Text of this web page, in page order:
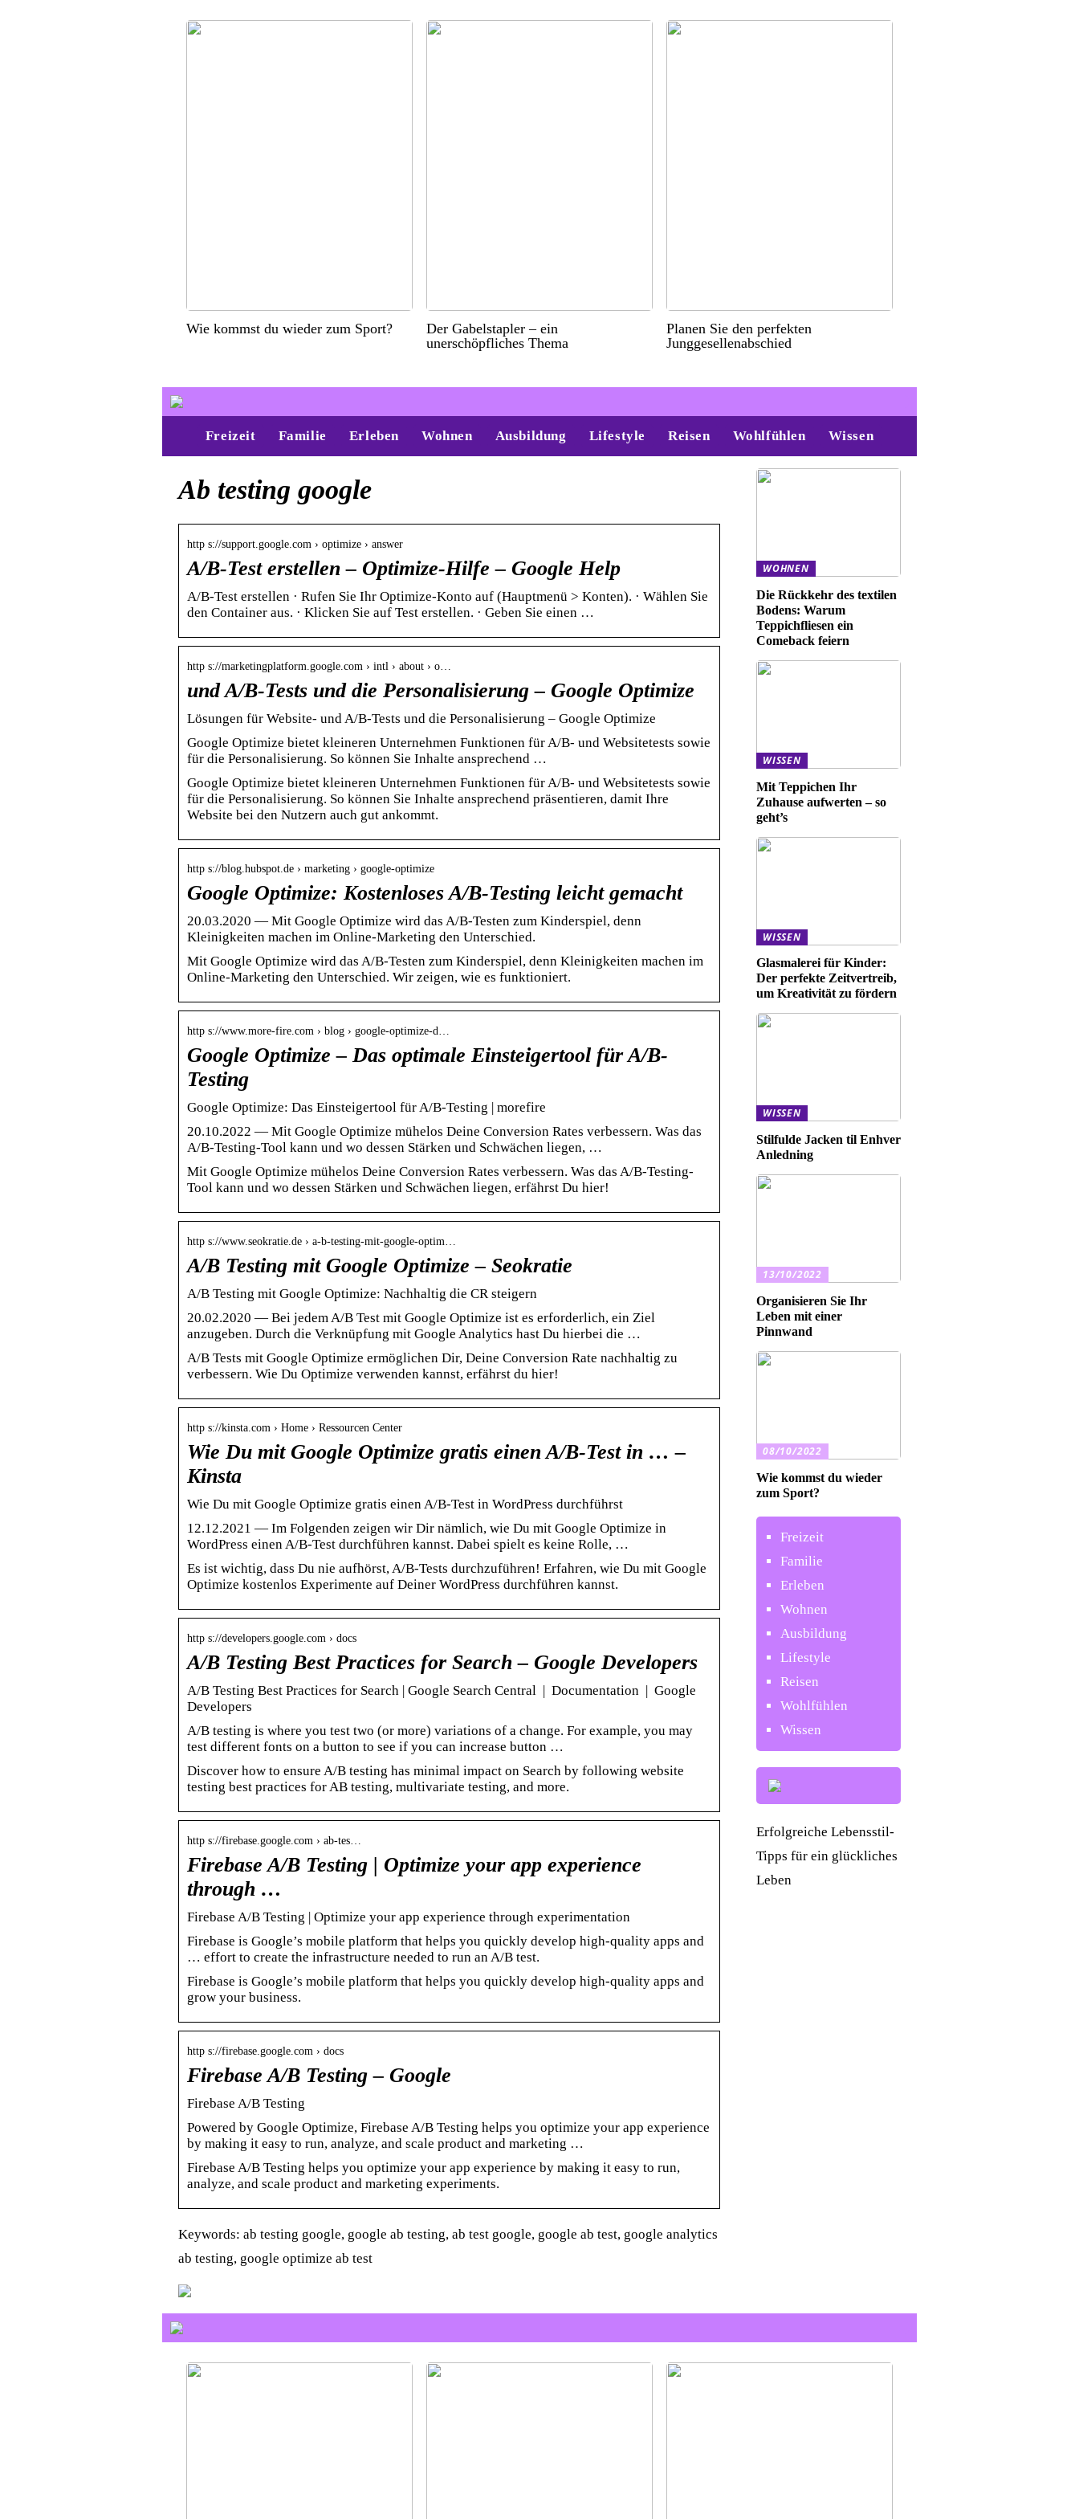
Wie kommst du wieder zum Sport?
Der Gabelstapler – ein
unerschöpfliches Thema
Planen Sie den perfekten
Junggesellenabschied
Freizeit Familie Erleben Wohnen Ausbildung Lifestyle Reisen Wohlfühlen Wissen
Ab testing google
http s://support.google.com › optimize › answer
A/B-Test erstellen – Optimize-Hilfe – Google Help
A/B-Test erstellen · Rufen Sie Ihr Optimize-Konto auf (Hauptmenü > Konten). · Wählen Sie
den Container aus. · Klicken Sie auf Test erstellen. · Geben Sie einen …
http s://marketingplatform.google.com › intl › about › o…
und A/B-Tests und die Personalisierung – Google Optimize
Lösungen für Website- und A/B-Tests und die Personalisierung – Google Optimize
Google Optimize bietet kleineren Unternehmen Funktionen für A/B- und Websitetests sowie
für die Personalisierung. So können Sie Inhalte ansprechend …
Google Optimize bietet kleineren Unternehmen Funktionen für A/B- und Websitetests sowie
für die Personalisierung. So können Sie Inhalte ansprechend präsentieren, damit Ihre
Website bei den Nutzern auch gut ankommt.
http s://blog.hubspot.de › marketing › google-optimize
Google Optimize: Kostenloses A/B-Testing leicht gemacht
20.03.2020 — Mit Google Optimize wird das A/B-Testen zum Kinderspiel, denn
Kleinigkeiten machen im Online-Marketing den Unterschied.
Mit Google Optimize wird das A/B-Testen zum Kinderspiel, denn Kleinigkeiten machen im
Online-Marketing den Unterschied. Wir zeigen, wie es funktioniert.
http s://www.more-fire.com › blog › google-optimize-d…
Google Optimize – Das optimale Einsteigertool für A/B-
Testing
Google Optimize: Das Einsteigertool für A/B-Testing | morefire
20.10.2022 — Mit Google Optimize mühelos Deine Conversion Rates verbessern. Was das
A/B-Testing-Tool kann und wo dessen Stärken und Schwächen liegen, …
Mit Google Optimize mühelos Deine Conversion Rates verbessern. Was das A/B-Testing-
Tool kann und wo dessen Stärken und Schwächen liegen, erfährst Du hier!
http s://www.seokratie.de › a-b-testing-mit-google-optim…
A/B Testing mit Google Optimize – Seokratie
A/B Testing mit Google Optimize: Nachhaltig die CR steigern
20.02.2020 — Bei jedem A/B Test mit Google Optimize ist es erforderlich, ein Ziel
anzugeben. Durch die Verknüpfung mit Google Analytics hast Du hierbei die …
A/B Tests mit Google Optimize ermöglichen Dir, Deine Conversion Rate nachhaltig zu
verbessern. Wie Du Optimize verwenden kannst, erfährst du hier!
http s://kinsta.com › Home › Ressourcen Center
Wie Du mit Google Optimize gratis einen A/B-Test in … –
Kinsta
Wie Du mit Google Optimize gratis einen A/B-Test in WordPress durchführst
12.12.2021 — Im Folgenden zeigen wir Dir nämlich, wie Du mit Google Optimize in
WordPress einen A/B-Test durchführen kannst. Dabei spielt es keine Rolle, …
Es ist wichtig, dass Du nie aufhörst, A/B-Tests durchzuführen! Erfahren, wie Du mit Google
Optimize kostenlos Experimente auf Deiner WordPress durchführen kannst.
http s://developers.google.com › docs
A/B Testing Best Practices for Search – Google Developers
A/B Testing Best Practices for Search | Google Search Central | Documentation | Google
Developers
A/B testing is where you test two (or more) variations of a change. For example, you may
test different fonts on a button to see if you can increase button …
Discover how to ensure A/B testing has minimal impact on Search by following website
testing best practices for AB testing, multivariate testing, and more.
http s://firebase.google.com › ab-tes…
Firebase A/B Testing | Optimize your app experience
through …
Firebase A/B Testing | Optimize your app experience through experimentation
Firebase is Google’s mobile platform that helps you quickly develop high-quality apps and
… effort to create the infrastructure needed to run an A/B test.
Firebase is Google’s mobile platform that helps you quickly develop high-quality apps and
grow your business.
http s://firebase.google.com › docs
Firebase A/B Testing – Google
Firebase A/B Testing
Powered by Google Optimize, Firebase A/B Testing helps you optimize your app experience
by making it easy to run, analyze, and scale product and marketing …
Firebase A/B Testing helps you optimize your app experience by making it easy to run,
analyze, and scale product and marketing experiments.
Keywords: ab testing google, google ab testing, ab test google, google ab test, google analytics
ab testing, google optimize ab test
WOHNEN
Die Rückkehr des textilen
Bodens: Warum
Teppichfliesen ein
Comeback feiern
WISSEN
Mit Teppichen Ihr
Zuhause aufwerten – so
geht’s
WISSEN
Glasmalerei für Kinder:
Der perfekte Zeitvertreib,
um Kreativität zu fördern
WISSEN
Stilfulde Jacken til Enhver
Anledning
13/10/2022
Organisieren Sie Ihr
Leben mit einer
Pinnwand
08/10/2022
Wie kommst du wieder
zum Sport?
Freizeit
Familie
Erleben
Wohnen
Ausbildung
Lifestyle
Reisen
Wohlfühlen
Wissen
Erfolgreiche Lebensstil-
Tipps für ein glückliches
Leben